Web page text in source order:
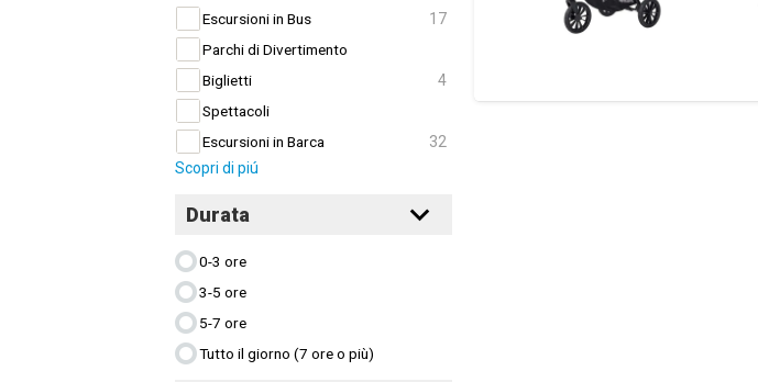
Escursioni in Bus
17
Parchi di Divertimento
Biglietti
4
Spettacoli
Escursioni in Barca
32
Scopri di piú
Durata
0-3 ore
3-5 ore
5-7 ore
Tutto il giorno (7 ore o più)